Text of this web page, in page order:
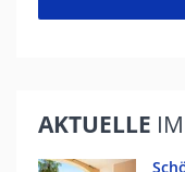
AKTUELLE